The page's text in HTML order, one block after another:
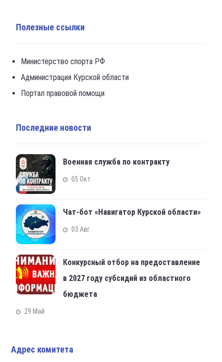
Полезные ссылки
Министерство спорта РФ
Администрация Курской области
Портал правовой помощи
Последние новости
Военная служба по контракту
05 Окт
Чат-бот «Навигатор Курской области»
03 Авг
Конкурсный отбор на предоставление
в 2027 году субсидий из областного
бюджета
29 Май
Адрес комитета